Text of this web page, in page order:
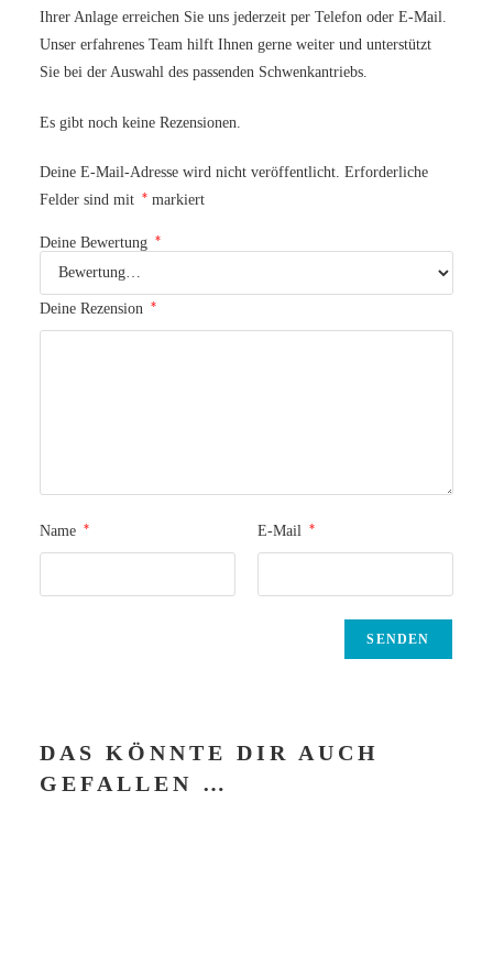
Ihrer Anlage erreichen Sie uns jederzeit per Telefon oder E-Mail.
Unser erfahrenes Team hilft Ihnen gerne weiter und unterstützt
Sie bei der Auswahl des passenden Schwenkantriebs.
Es gibt noch keine Rezensionen.
Deine E-Mail-Adresse wird nicht veröffentlicht. Erforderliche
Felder sind mit
* markiert
Deine Bewertung *
Deine Rezension *
Name * E-Mail *
DAS KÖNNTE DIR AUCH
GEFALLEN …